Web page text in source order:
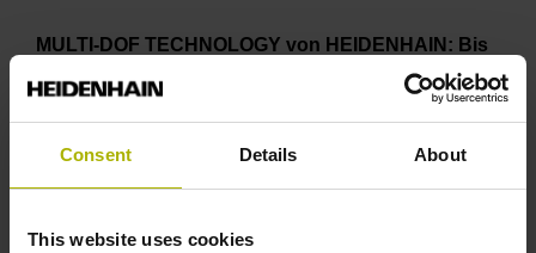
Consent Details About
This website uses cookies
MULTI-DOF TECHNOLOGY von HEIDENHAIN: Bis
Messgeräte wie das LIP 6000 Dplusoder das GAP
1081, die nicht nur in ihrer Hauptmessrichtung die
deutlich höhere Genauigkeit der Messung. Denn sie